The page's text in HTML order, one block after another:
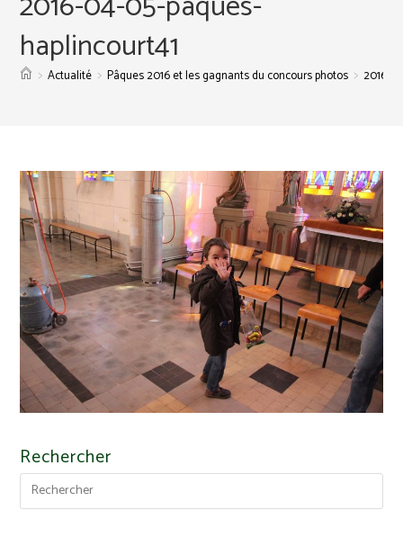
haplincourt41
> Actualité > Pâques 2016 et les gagnants du concours photos > 2016-
Rechercher